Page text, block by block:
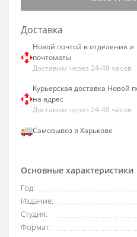
Основные характеристики
Год:
Издание:
Студия:
Формат:
Доставка
Новой почтой в отделения и
почтоматы
Доставим через 24-48 часов
Курьерская доставка Новой
на адрес
Доставим через 24-48 часов
Самовывоз в Харькове